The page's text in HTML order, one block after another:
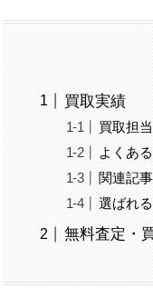
買取実績
買取担
よくあ
関連記事
選ばれ
無料査定・